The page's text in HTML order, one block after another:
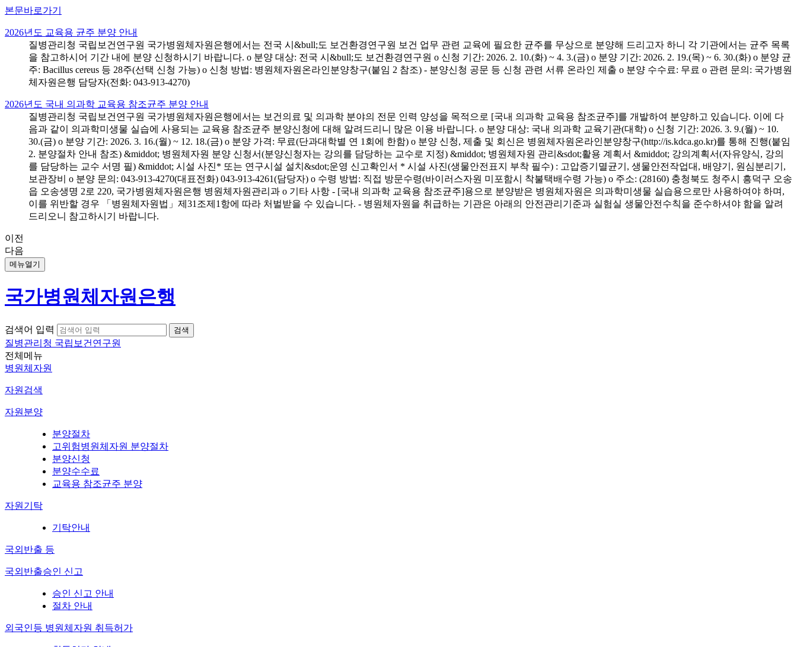
본문바로가기
2026년도 교육용 균주 분양 안내
질병관리청 국립보건연구원 국가병원체자원은행에서는 전국 시&bull;도 보건환경연구원 보건 업무 관련 교육에 필요한 균주를 무상으로 분양해 드리고자 하니 각 기관에서는 균주 목록
을 참고하시어 기간 내에 분양 신청하시기 바랍니다. o 분양 대상: 전국 시&bull;도 보건환경연구원 o 신청 기간: 2026. 2. 10.(화) ~ 4. 3.(금) o 분양 기간: 2026. 2. 19.(목) ~ 6. 30.(화) o 분양 균
주: Bacillus cereus 등 28주(선택 신청 가능) o 신청 방법: 병원체자원온라인분양창구(붙임 2 참조) - 분양신청 공문 등 신청 관련 서류 온라인 제출 o 분양 수수료: 무료 o 관련 문의: 국가병원
체자원은행 담당자(전화: 043-913-4270)
2026년도 국내 의과학 교육용 참조균주 분양 안내
질병관리청 국립보건연구원 국가병원체자원은행에서는 보건의료 및 의과학 분야의 전문 인력 양성을 목적으로 [국내 의과학 교육용 참조균주]를 개발하여 분양하고 있습니다. 이에 다
음과 같이 의과학미생물 실습에 사용되는 교육용 참조균주 분양신청에 대해 알려드리니 많은 이용 바랍니다. o 분양 대상: 국내 의과학 교육기관(대학) o 신청 기간: 2026. 3. 9.(월) ~ 10.
30.(금) o 분양 기간: 2026. 3. 16.(월) ~ 12. 18.(금) o 분양 가격: 무료(단과대학별 연 1회에 한함) o 분양 신청, 제출 및 회신은 병원체자원온라인분양창구(http://is.kdca.go.kr)를 통해 진행(붙임
2. 분양절차 안내 참조) &middot; 병원체자원 분양 신청서(분양신청자는 강의를 담당하는 교수로 지정) &middot; 병원체자원 관리&sdot;활용 계획서 &middot; 강의계획서(자유양식, 강의
를 담당하는 교수 서명 필) &middot; 시설 사진* 또는 연구시설 설치&sdot;운영 신고확인서 * 시설 사진(생물안전표지 부착 필수) : 고압증기멸균기, 생물안전작업대, 배양기, 원심분리기,
보관장비 o 분양 문의: 043-913-4270(대표전화) 043-913-4261(담당자) o 수령 방법: 직접 방문수령(바이러스자원 미포함시 착불택배수령 가능) o 주소: (28160) 충청북도 청주시 흥덕구 오송
읍 오송생명 2로 220, 국가병원체자원은행 병원체자원관리과 o 기타 사항 - [국내 의과학 교육용 참조균주]용으로 분양받은 병원체자원은 의과학미생물 실습용으로만 사용하여야 하며,
이를 위반할 경우 「병원체자원법」제31조제1항에 따라 처벌받을 수 있습니다. - 병원체자원을 취급하는 기관은 아래의 안전관리기준과 실험실 생물안전수칙을 준수하셔야 함을 알려
드리오니 참고하시기 바랍니다.
이전
다음
메뉴열기
국가병원체자원은행
검색어 입력
질병관리청 국립보건연구원
전체메뉴
병원체자원
자원검색
자원분양
분양절차
고위험병원체자원 분양절차
분양신청
분양수수료
교육용 참조균주 분양
자원기탁
기탁안내
국외반출 등
국외반출승인 신고
승인 신고 안내
절차 안내
외국인등 병원체자원 취득허가